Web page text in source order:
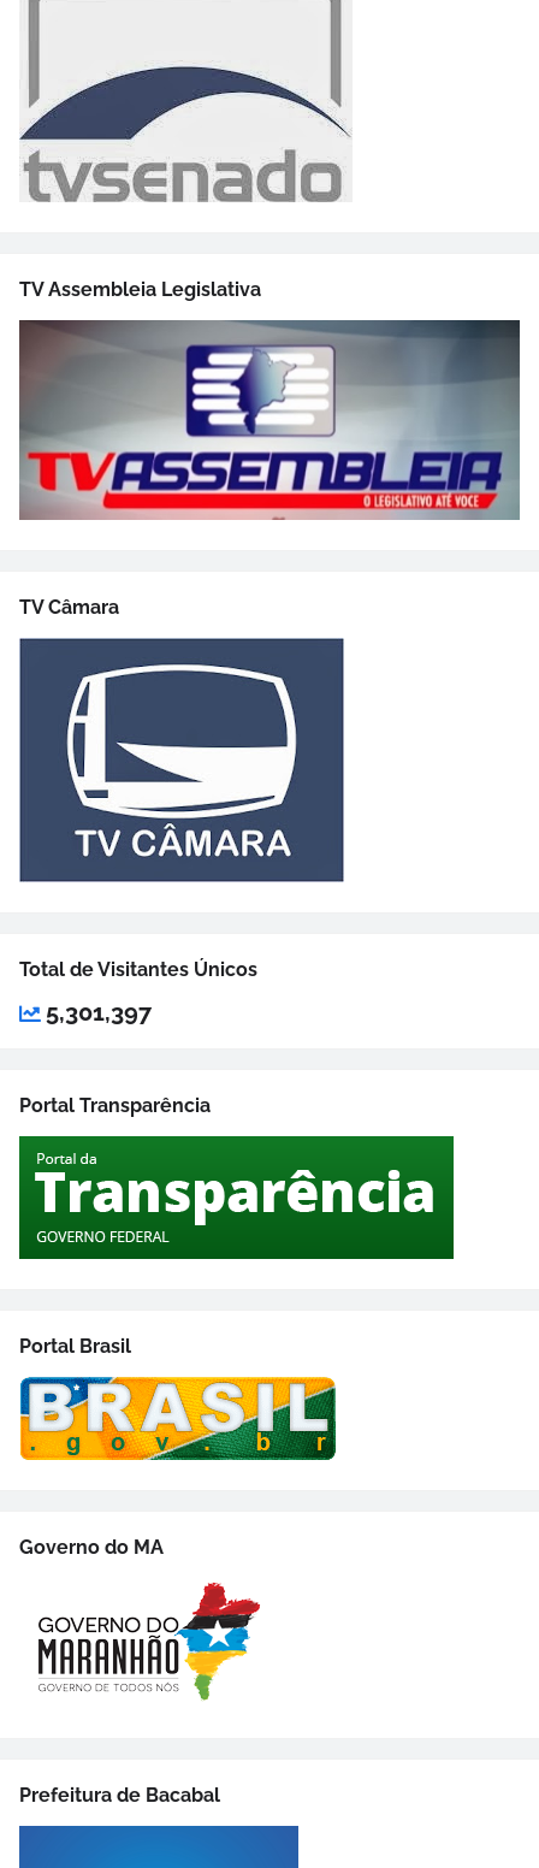
TV Assembleia Legislativa
TV Câmara
Total de Visitantes Únicos
5,301,397
Portal Transparência
Portal Brasil
Governo do MA
Prefeitura de Bacabal